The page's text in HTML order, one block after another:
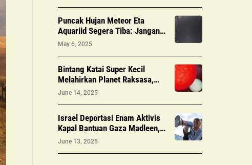
Puncak Hujan Meteor Eta
Aquariid Segera Tiba: Jangan
Lewatkan!
May 6, 2025
Bintang Katai Super Kecil
Melahirkan Planet Raksasa,
Para Ilmuwan Bingung
June 14, 2025
Israel Deportasi Enam Aktivis
Kapal Bantuan Gaza Madleen,
Dua Ditahan
June 13, 2025